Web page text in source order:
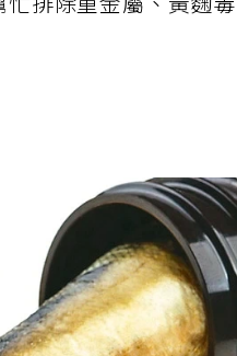
排除重金屬、黃麴毒